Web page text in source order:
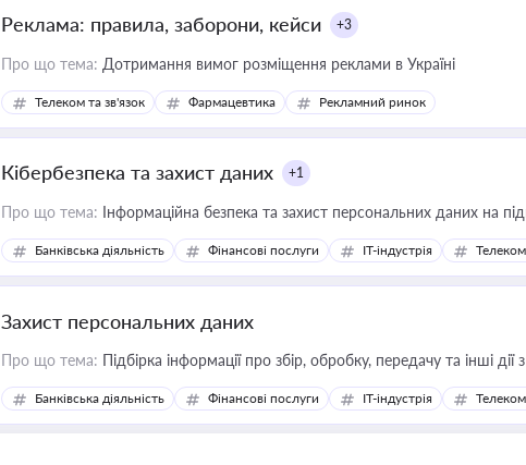
Реклама: правила, заборони, кейси +3
Про що тема: Дотримання вимог розміщення реклами в Україні
Телеком та зв'язок Фармацевтика Рекламний ринок
Кібербезпека та захист даних +1
Про що тема: Інформаційна безпека та захист персональних даних на
Банківська діяльність Фінансові послуги IT-індустрія
Захист персональних даних
Про що тема: Підбірка інформації про збір, обробку, передачу та інші
Банківська діяльність Фінансові послуги IT-індустрія